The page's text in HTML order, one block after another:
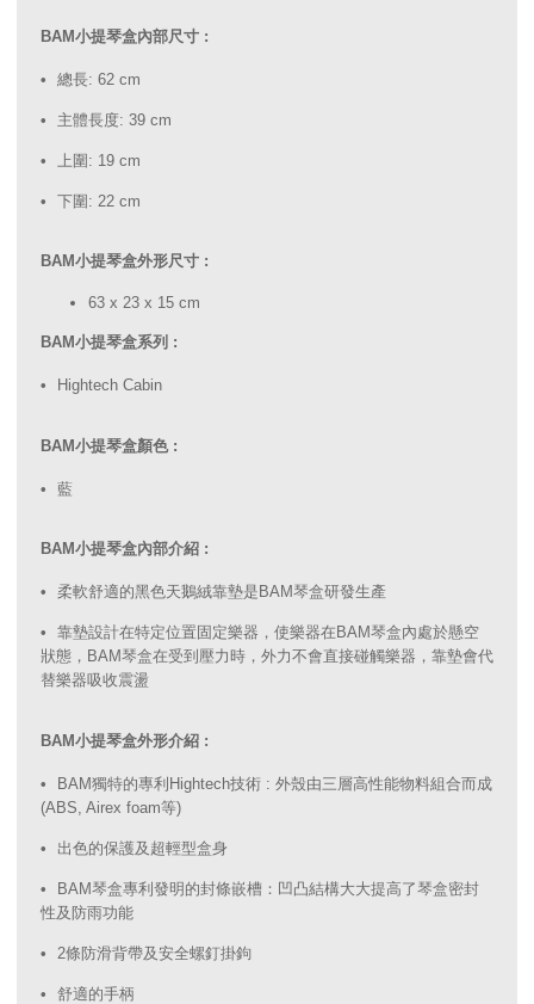
BAM小提琴盒內部尺寸 :
總長: 62 cm
主體長度: 39 cm
上圍: 19 cm
下圍: 22 cm
BAM小提琴盒外形尺寸 :
63 x 23 x 15 cm
BAM小提琴盒系列 :
Hightech Cabin
BAM小提琴盒顏色 :
藍
BAM小提琴盒內部介紹 :
柔軟舒適的黑色天鵝絨靠墊是BAM琴盒研發生產
靠墊設計在特定位置固定樂器，使樂器在BAM琴盒內處於懸空
狀態，BAM琴盒在受到壓力時，外力不會直接碰觸樂器，靠墊會代
替樂器吸收震盪
BAM小提琴盒外形介紹 :
BAM獨特的專利Hightech技術 : 外殼由三層高性能物料組合而成
(ABS, Airex foam等)
出色的保護及超輕型盒身
BAM琴盒專利發明的封條嵌槽：凹凸結構大大提高了琴盒密封
性及防雨功能
2條防滑背帶及安全螺釘掛鉤
舒適的手柄